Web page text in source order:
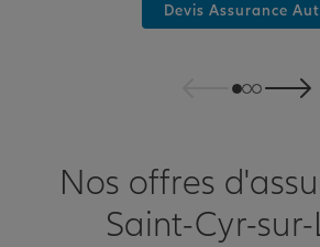
Devis Assurance
Nos offres
Saint-Cyr-